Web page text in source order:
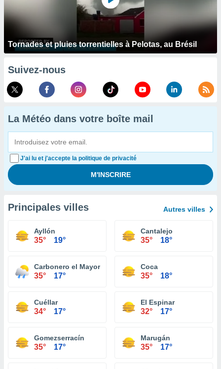
Tornades et pluies torrentielles à Pelotas, au Brésil
Suivez-nous
La Météo dans votre boîte mail
J'ai lu et j'accepte la politique de privacité
Principales villes Autres villes
Ayllón
35° 19°
Cantalejo
35° 18°
Carbonero el Mayor
35° 17°
Coca
35° 18°
Cuéllar
34° 17°
El Espinar
32° 17°
Gomezserracín
35° 17°
Marugán
35° 17°